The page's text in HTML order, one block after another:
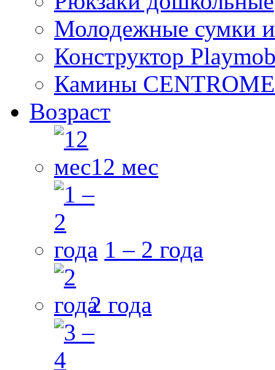
Молодежные сумки
Конструктор
Камины
Возраст
12 мес
1 – 2 года
2 года